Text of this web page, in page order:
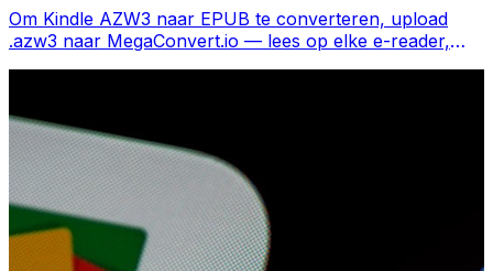
Om Kindle AZW3 naar EPUB te converteren, upload
.azw3 naar MegaConvert.io — lees op elke e-reader,